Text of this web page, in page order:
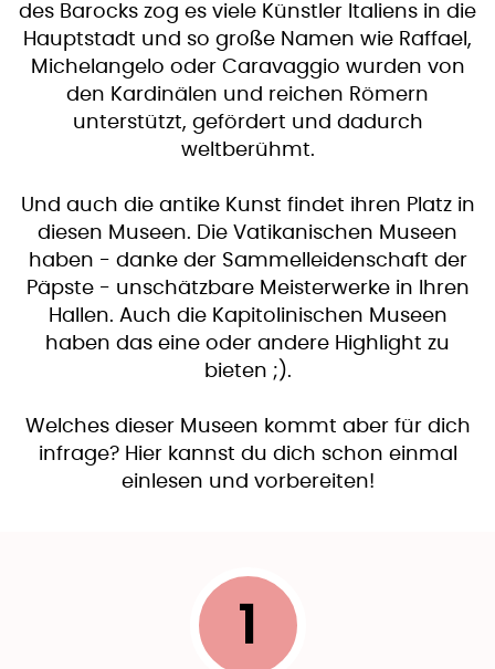
des Barocks zog es viele Künstler Italiens in die
Hauptstadt und so große Namen wie Raffael,
Michelangelo oder Caravaggio wurden von
den Kardinälen und reichen Römern
unterstützt, gefördert und dadurch
weltberühmt.
Und auch die antike Kunst findet ihren Platz in
diesen Museen. Die Vatikanischen Museen
haben - danke der Sammelleidenschaft der
Päpste - unschätzbare Meisterwerke in Ihren
Hallen. Auch die Kapitolinischen Museen
haben das eine oder andere Highlight zu
bieten ;).
Welches dieser Museen kommt aber für dich
infrage? Hier kannst du dich schon einmal
einlesen und vorbereiten!
1